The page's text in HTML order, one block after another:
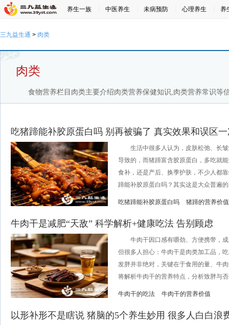
养生一族 中医养生 未病预防 心理养生 养
三九益生通 > 肉类
肉类
食物营养栏目肉类主要介绍肉类营养保健知识,肉类营养常识等
吃猪蹄能补胶原蛋白吗 别再被骗了 真实效果和误区
生活中很多人认为，皮肤松弛、长皱
导致的，而猪蹄富含胶原蛋白，多吃就
食补，还是产后、换季护肤，不少人都
蹄能补胶原蛋白吗？其实这是大众普遍
吃猪蹄能补胶原蛋白吗 猪蹄的营养价
牛肉干是减肥“天敌” 科学解析+健康吃法 告别顾虑
牛肉干因口感有嚼劲、方便携带，成
但很多人担心：牛肉干是肉类加工品，
发胖并非绝对，关键在于食用的量、牛
将解析牛肉干的营养特点，分析致胖与
牛肉干的吃法 牛肉干的营养价值
以形补形不是瞎说 猪脑的5个养生妙用 很多人白白浪